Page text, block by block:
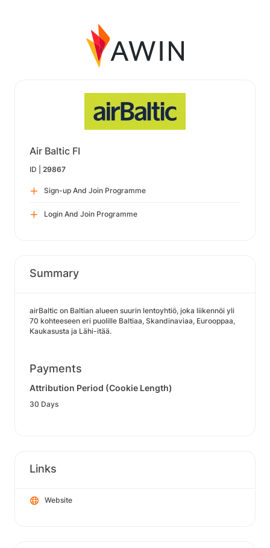
Air Baltic FI
ID | 29867
Sign-up And Join Programme
Login And Join Programme
Summary
airBaltic on Baltian alueen suurin lentoyhtiö, joka liikennöi yli
70 kohteeseen eri puolille Baltiaa, Skandinaviaa, Eurooppaa,
Kaukasusta ja Lähi-itää.
Payments
Attribution Period (Cookie Length)
30 Days
Links
Website